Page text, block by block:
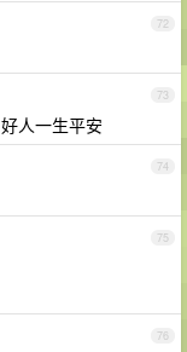
72
73
人一生平安
74
75
76